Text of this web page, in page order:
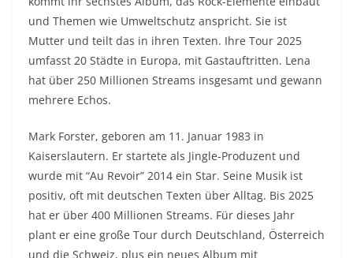
und Themen wie Umweltschutz anspricht. Sie ist
Mutter und teilt das in ihren Texten. Ihre Tour 2025
umfasst 20 Städte in Europa, mit Gastauftritten. Lena
hat über 250 Millionen Streams insgesamt und gewann
mehrere Echos.
Mark Forster, geboren am 11. Januar 1983 in
Kaiserslautern. Er startete als Jingle-Produzent und
wurde mit “Au Revoir” 2014 ein Star. Seine Musik ist
positiv, oft mit deutschen Texten über Alltag. Bis 2025
hat er über 400 Millionen Streams. Für dieses Jahr
plant er eine große Tour durch Deutschland, Österreich
und die Schweiz, plus ein neues Album mit